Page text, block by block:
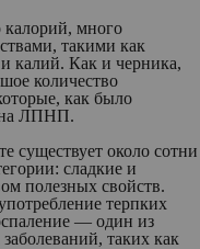
много
такими как
калий. Как и черника,
количество
как было
ЛПНП.
существует около сотни
сладкие и
полезных свойств.
терпких
— один из
таких как